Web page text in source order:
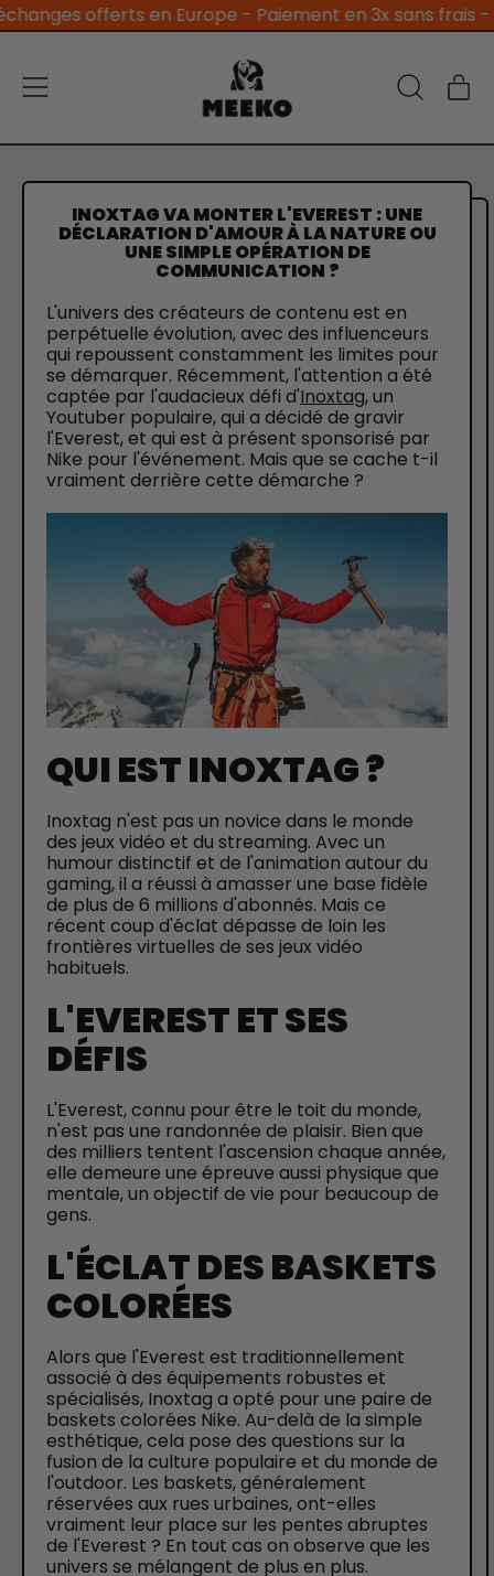
offerts en Europe - Paiement en 3x sans frais - 4.4/5
Menu
notre
INOXTAG VA MONTER L'EVEREST : UNE
DÉCLARATION D'AMOUR À LA NATURE OU
UNE SIMPLE OPÉRATION DE
COMMUNICATION ?
L'univers des créateurs de contenu est en
perpétuelle évolution, avec des influenceurs
qui repoussent constamment les limites pour
se démarquer. Récemment, l'attention a été
captée par l'audacieux défi d'Inoxtag, un
Youtuber populaire, qui a décidé de gravir
l'Everest, et qui est à présent sponsorisé par
Nike pour l'événement. Mais que se cache t-il
vraiment derrière cette démarche ?
QUI EST INOXTAG ?
Inoxtag n'est pas un novice dans le monde
des jeux vidéo et du streaming. Avec un
humour distinctif et de l'animation autour du
gaming, il a réussi à amasser une base fidèle
de plus de 6 millions d'abonnés. Mais ce
récent coup d'éclat dépasse de loin les
frontières virtuelles de ses jeux vidéo
habituels.
L'EVEREST ET SES
DÉFIS
L'Everest, connu pour être le toit du monde,
n'est pas une randonnée de plaisir. Bien que
des milliers tentent l'ascension chaque année,
elle demeure une épreuve aussi physique que
mentale, un objectif de vie pour beaucoup de
gens.
L'ÉCLAT DES BASKETS
COLORÉES
Alors que l'Everest est traditionnellement
associé à des équipements robustes et
spécialisés, Inoxtag a opté pour une paire de
baskets colorées Nike. Au-delà de la simple
esthétique, cela pose des questions sur la
fusion de la culture populaire et du monde de
l'outdoor. Les baskets, généralement
réservées aux rues urbaines, ont-elles
vraiment leur place sur les pentes abruptes
de l'Everest ? En tout cas on observe que les
univers se mélangent de plus en plus.